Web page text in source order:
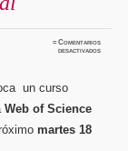
≈Comentarios
desactivadosen
un curso
Web of Science
martes 18